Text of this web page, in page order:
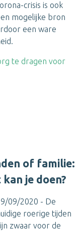
crisis is ook
mogelijke bron
een ware
te dragen voor
of familie:
je doen?
09/2020 - De
roerige tijden
zwaar voor de